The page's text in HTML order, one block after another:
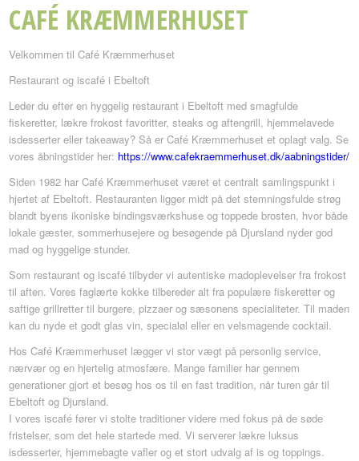
CAFÉ KRÆMMERHUSET
Velkommen til Café Kræmmerhuset
Restaurant og iscafé i Ebeltoft
Leder du efter en hyggelig restaurant i Ebeltoft med smagfulde
fiskeretter, lækre frokost favoritter, steaks og aftengrill, hjemmelavede
isdesserter eller takeaway? Så er Café Kræmmerhuset et oplagt valg. Se
vores åbningstider her: https://www.cafekraemmerhuset.dk/aabningstider/
Siden 1982 har Café Kræmmerhuset været et centralt samlingspunkt i
hjertet af Ebeltoft. Restauranten ligger midt på det stemningsfulde strøg
blandt byens ikoniske bindingsværkshuse og toppede brosten, hvor både
lokale gæster, sommerhusejere og besøgende på Djursland nyder god
mad og hyggelige stunder.
Som restaurant og iscafé tilbyder vi autentiske madoplevelser fra frokost
til aften. Vores faglærte kokke tilbereder alt fra populære fiskeretter og
saftige grillretter til burgere, pizzaer og sæsonens specialiteter. Til maden
kan du nyde et godt glas vin, specialøl eller en velsmagende cocktail.
Hos Café Kræmmerhuset lægger vi stor vægt på personlig service,
nærvær og en hjertelig atmosfære. Mange familier har gennem
generationer gjort et besøg hos os til en fast tradition, når turen går til
Ebeltoft og Djursland.
I vores iscafé fører vi stolte traditioner videre med fokus på de søde
fristelser, som det hele startede med. Vi serverer lækre luksus
isdesserter, hjemmebagte vafler og et stort udvalg af is og toppings.